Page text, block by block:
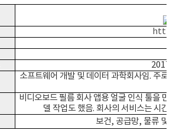
2017,
소프트웨어 개발 및 데이터 과학회사임. 주
비디오보드 필름 회사 앱용 얼굴 인식 툴을 만
델 작업도 했음. 회사의 서비스는 시간
보건, 공급망, 물류 및